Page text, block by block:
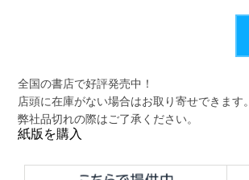
全国の書店で好評発売中！
店頭に在庫がない場合はお取り寄せできます。
弊社品切れの際はご了承ください。
紙版を購入